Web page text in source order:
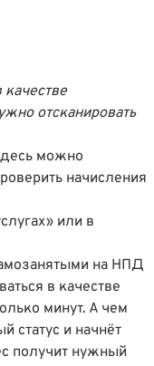
качестве
отсканировать
можно
начисления
или в
на НПД
в качестве
минут. А чем
статус и начнёт
получит нужный